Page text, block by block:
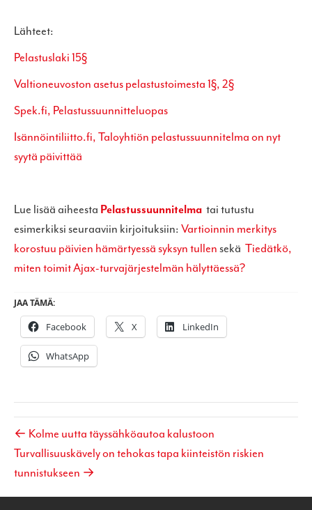
Lähteet:
Pelastuslaki 15§
Valtioneuvoston asetus pelastustoimesta 1§, 2§
Spek.fi, Pelastussuunnitteluopas
Isännöintiliitto.fi, Taloyhtiön pelastussuunnitelma on nyt
syytä päivittää
Lue lisää aiheesta Pelastussuunnitelma tai tutustu
esimerkiksi seuraaviin kirjoituksiin: Vartioinnin merkitys
korostuu päivien hämärtyessä syksyn tullensekä Tiedätkö,
miten toimit Ajax-turvajärjestelmän hälyttäessä?
JAA TÄMÄ:
Facebook X LinkedIn
WhatsApp
← Kolme uutta täyssähköautoa kalustoon
Turvallisuuskävely on tehokas tapa kiinteistön riskien
tunnistukseen →